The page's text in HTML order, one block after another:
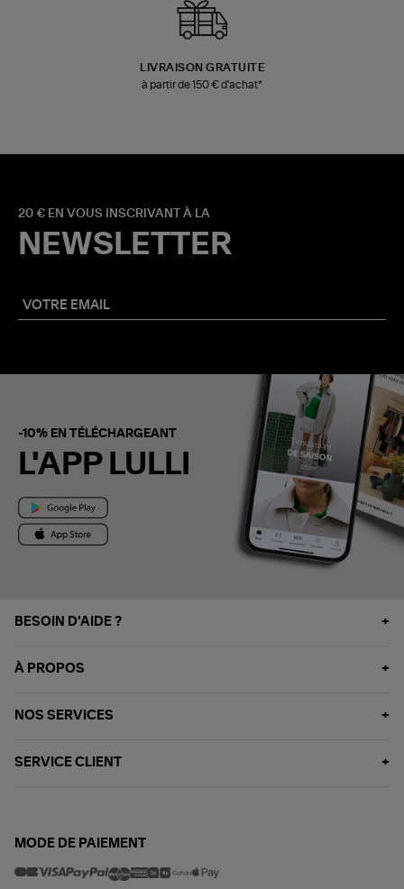
LIVRAISON GRATUITE
à partir de 150 € d'achat*
20 € EN VOUS INSCRIVANT À LA
NEWSLETTER
-10% EN TÉLÉCHARGEANT
L'APP LULLI
BESOIN D'AIDE ?
À PROPOS
NOS SERVICES
SERVICE CLIENT
MODE DE PAIEMENT